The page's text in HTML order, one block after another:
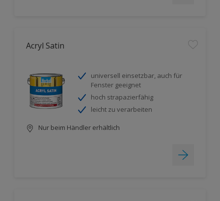
Acryl Satin
universell einsetzbar, auch für
Fenster geeignet
hoch strapazierfähig
leicht zu verarbeiten
Nur beim Händler erhältlich